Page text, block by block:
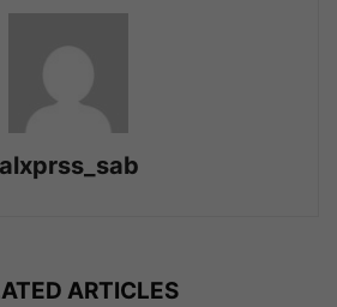
alxprss_sab
ARTICLES